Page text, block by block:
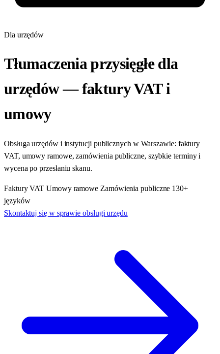
Dla urzędów
Tłumaczenia przysięgłe dla
urzędów — faktury VAT i
umowy
Obsługa urzędów i instytucji publicznych w Warszawie: faktury
VAT, umowy ramowe, zamówienia publiczne, szybkie terminy i
wycena po przesłaniu skanu.
Faktury VATUmowy ramowe Zamówienia publiczne 130+
języków
Skontaktuj się w sprawie obsługi urzędu